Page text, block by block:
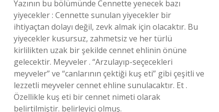
Yazının bu bölümünde Cennette yenecek bazı
yiyecekler : Cennette sunulan yiyecekler bir
ihtiyaçtan dolayı değil, zevk almak için olacaktır. Bu
yiyecekler kusursuz, zahmetsiz ve her türlü
kirlilikten uzak bir şekilde cennet ehlinin önüne
gelecektir. Meyveler . “Arzulayıp-seçecekleri
meyveler” ve “canlarının çektiği kuş eti” gibi çeşitli ve
lezzetli meyveler cennet ehline sunulacaktır. Et .
Özellikle kuş eti bir cennet nimeti olarak
belirtilmiştir. belirleyici olmuş.